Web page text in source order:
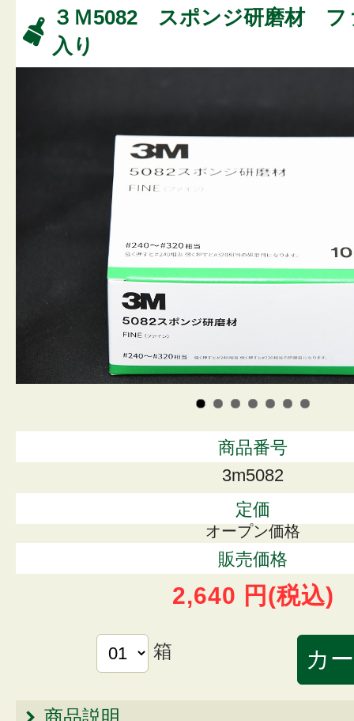
３Ｍ5082 スポンジ研磨材
入り
商品番号
3m5082
定価
オープン価格
販売価格
2,640 円 (税込)
箱
商品説明